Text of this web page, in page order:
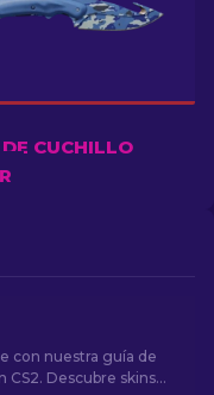
CUCHILLO
con nuestra guía de
CS2. Descubre skins